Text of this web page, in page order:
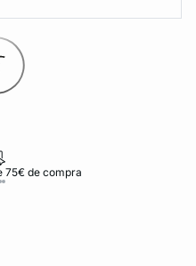
75€ de compra